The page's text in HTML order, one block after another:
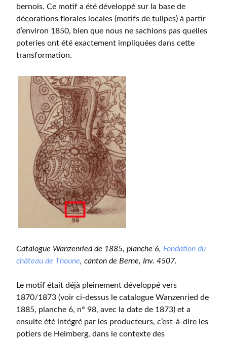
bernois. Ce motif a été développé sur la base de
décorations florales locales (motifs de tulipes) à partir
d’environ 1850, bien que nous ne sachions pas quelles
poteries ont été exactement impliquées dans cette
transformation.
Catalogue Wanzenried de 1885, planche 6, Fondation du
château de Thoune, canton de Berne, Inv. 4507.
Le motif était déjà pleinement développé vers
1870/1873 (voir ci-dessus le catalogue Wanzenried de
1885, planche 6, n° 98, avec la date de 1873) et a
ensuite été intégré par les producteurs, c’est-à-dire les
potiers de Heimberg, dans le contexte des